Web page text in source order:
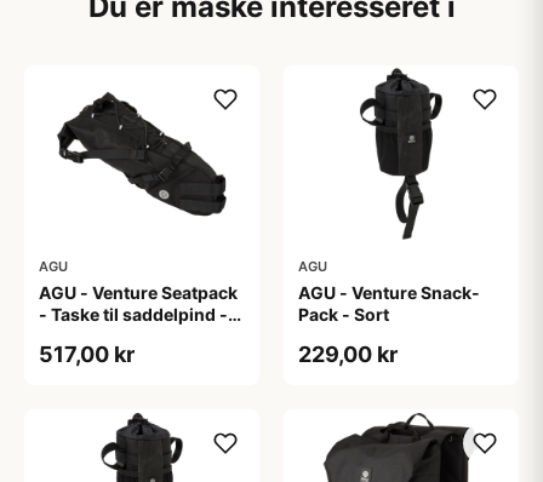
AGU
AGU - Venture Seatpack
- Taske til saddelpind -
517,00 kr
AGU
AGU - Venture Snack-
Pack - Sort
229,00 kr